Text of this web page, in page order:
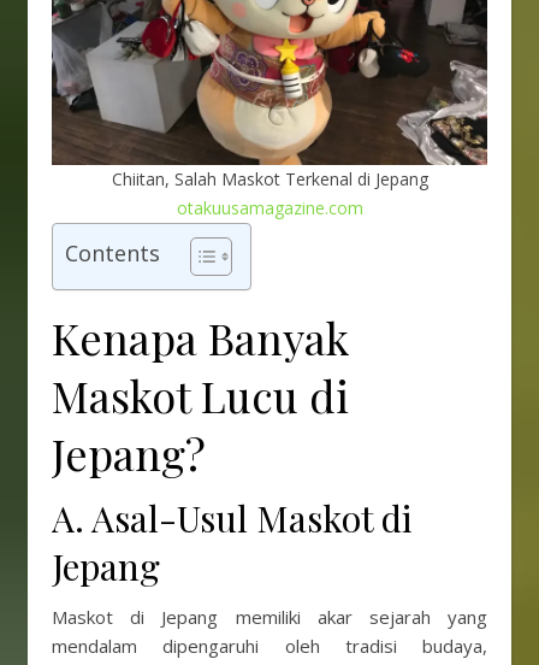
Chiitan, Salah Maskot Terkenal di Jepang
otakuusamagazine.com
Contents
Kenapa Banyak
Maskot Lucu di
Jepang?
A. Asal-Usul Maskot di
Jepang
Maskot di Jepang memiliki akar sejarah yang
mendalam dipengaruhi oleh tradisi budaya,